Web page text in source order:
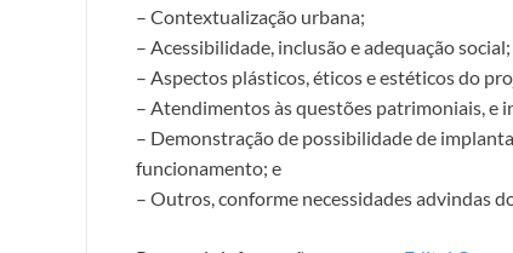
– Contextualização urbana;
– Acessibilidade, inclusão e adequação social;
– Aspectos plásticos, éticos e estéticos do
– Atendimentos às questões patrimoniais, e
– Demonstração de possibilidade de
funcionamento; e
– Outros, conforme necessidades advindas